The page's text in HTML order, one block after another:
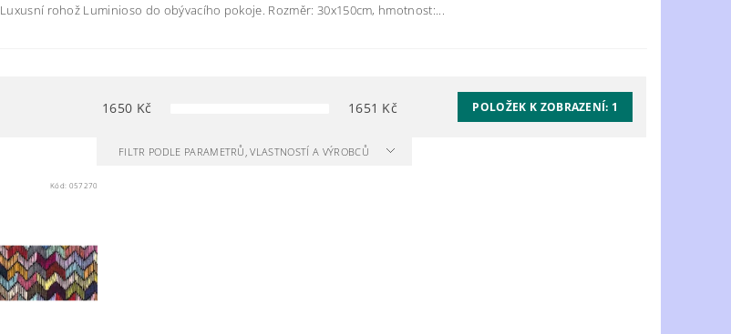
Luxusní rohož Luminioso do obývacího pokoje. Rozměr: 30x150cm, hmotnost:...
1650 Kč 1651 Kč POLOŽEK K ZOBRAZENÍ: 1
FILTR PODLE PARAMETRŮ, VLASTNOSTÍ A VÝROBCŮ
Kód: 057270